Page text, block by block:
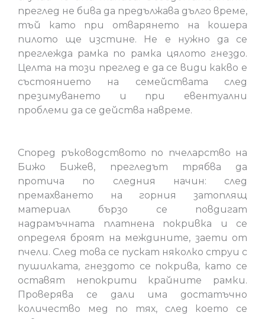
преглед не бива да предължава дълго време,
тъй като при отварянето на кошера
пилото ще изстине. Не е нужно да се
преглежда рамка по рамка цялото гнездо.
Целта на този преглед е да се види какво е
състоянието на семействата след
презимуването и при евентуални
проблеми да се действа навреме.
Според ръководството по пчеларство на
Бижо Бижев, прегледът трябва да
протича по следния начин: след
премахването на горния затоплящ
материал бързо се повдигат
надрамъчната платнена покривка и се
определя броят на междините, заети от
пчели. След това се пускат няколко струи с
пушилката, гнездото се покрива, като се
оставят непокрити крайните рамки.
Проверява се дали има достатъчно
количество мед по тях, след което се